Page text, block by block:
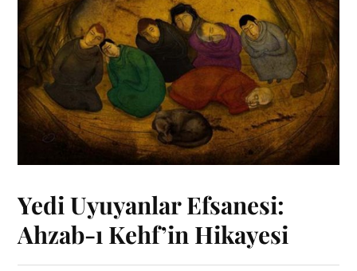
Yedi Uyuyanlar Efsanesi:
Ahzab-ı Kehf’in Hikayesi